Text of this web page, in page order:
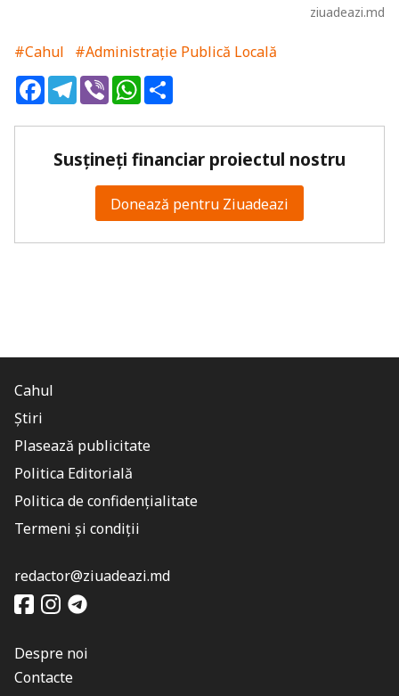
ziuadeazi.md
#Cahul
#Administrație Publică Locală
FacebookTelegram
ViberWhatsApp
Susțineți financiar proiectul nostru
Donează pentru Ziuadeazi
Cahul
Știri
Plasează publicitate
Politica Editorială
Politica de confidențialitate
Termeni și condiții
redactor@ziuadeazi.md
Despre noi
Contacte